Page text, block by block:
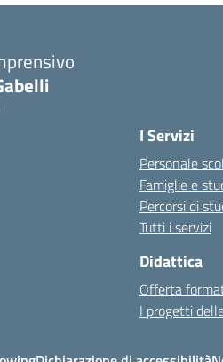
iniziale della scuola
I Servizi
Personale
Famiglie e
Percorsi di
Tutti i servizi
Didattica
Offerta
I progetti